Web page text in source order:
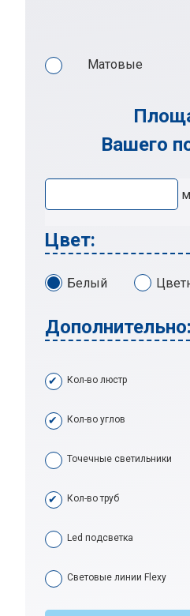
Матовые
Вашего
Цвет:
Белый
Дополнительно:
Кол-во люстр
Кол-во углов
Точечные светильники
Кол-во труб
Led подсветка
Световые линии Flexy